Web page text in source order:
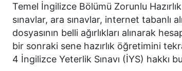
Temel İngilizce Bölümü Zorunlu
sınavlar, ara sınavlar, internet tabanlı
dosyasının belli ağırlıkları alınarak
bir sonraki sene hazırlık öğretimini
4 İngilizce Yeterlik Sınavı (İYS) hakkı